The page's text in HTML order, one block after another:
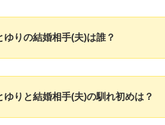
ゆりの結婚相手(夫)は誰？
ゆりと結婚相手(夫)の馴れ初めは？